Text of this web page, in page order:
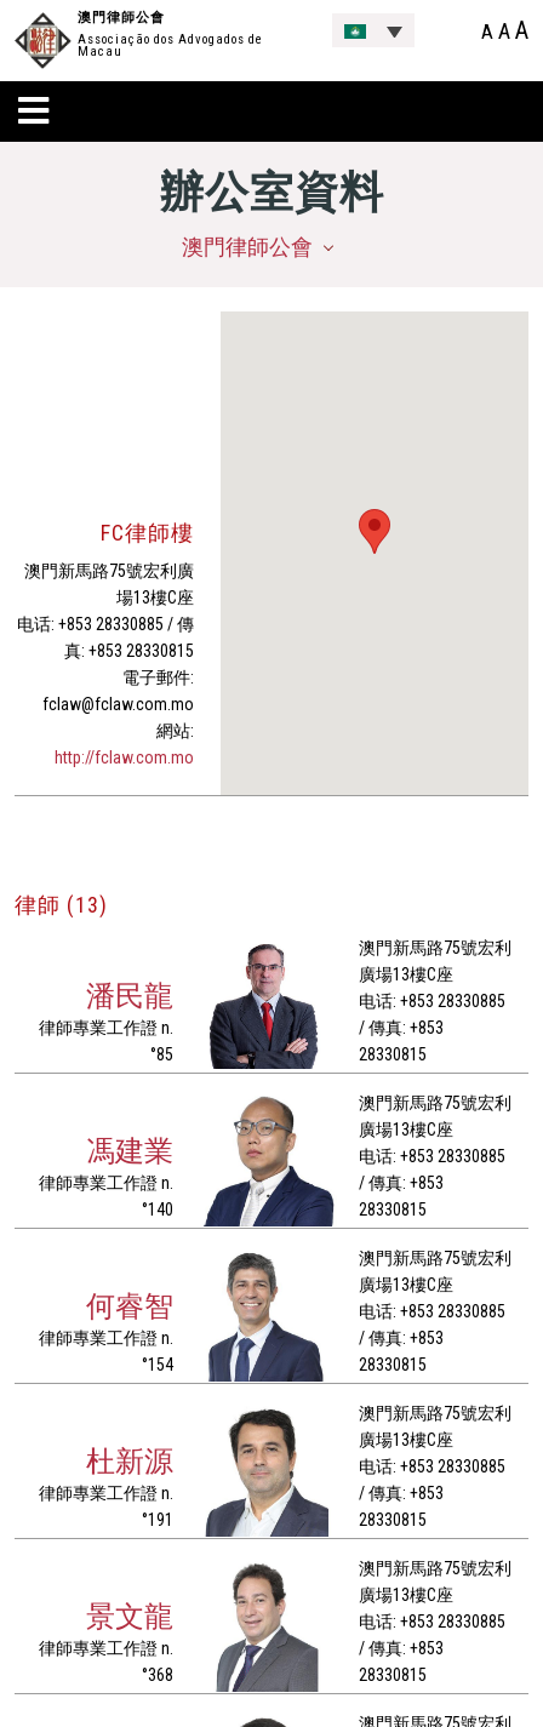
澳門律師公會
Associação dos Advogados de
Macau
A AA
辦公室資料
澳門律師公會
FC律師樓
澳門新馬路75號宏利廣
場13樓C座
电话: +853 28330885 / 傳
真: +853 28330815
電子郵件:
fclaw@fclaw.com.mo
網站:
http://fclaw.com.mo
律師 (13)
潘民龍
律師專業工作證 n.
°85
澳門新馬路75號宏利
廣場13樓C座
电话: +853 28330885
/ 傳真: +853
28330815
馮建業
律師專業工作證 n.
°140
澳門新馬路75號宏利
廣場13樓C座
电话: +853 28330885
/ 傳真: +853
28330815
何睿智
律師專業工作證 n.
°154
澳門新馬路75號宏利
廣場13樓C座
电话: +853 28330885
/ 傳真: +853
28330815
杜新源
律師專業工作證 n.
°191
澳門新馬路75號宏利
廣場13樓C座
电话: +853 28330885
/ 傳真: +853
28330815
景文龍
律師專業工作證 n.
°368
澳門新馬路75號宏利
廣場13樓C座
电话: +853 28330885
/ 傳真: +853
28330815
澳門新馬路75號宏利